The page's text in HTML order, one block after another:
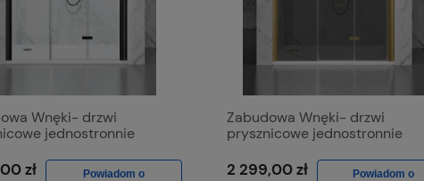
Wnęki- drzwi
jednostronnie
zł
Powiadom o
Zabudowa Wnęki- drzwi
prysznicowe jednostronnie
Szczotkowane Szkło Grafit
2 299,00 zł
Powiadom o